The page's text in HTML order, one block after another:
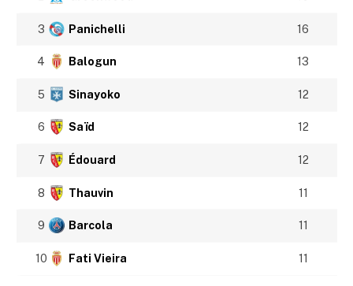
3 Panichelli 16
4 Balogun 13
5 Sinayoko 12
6 Saïd 12
7 Édouard 12
8 Thauvin 11
9 Barcola 11
10 Fati Vieira 11